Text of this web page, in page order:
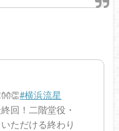
#横浜流星
回！二階堂役・
ただける終わり